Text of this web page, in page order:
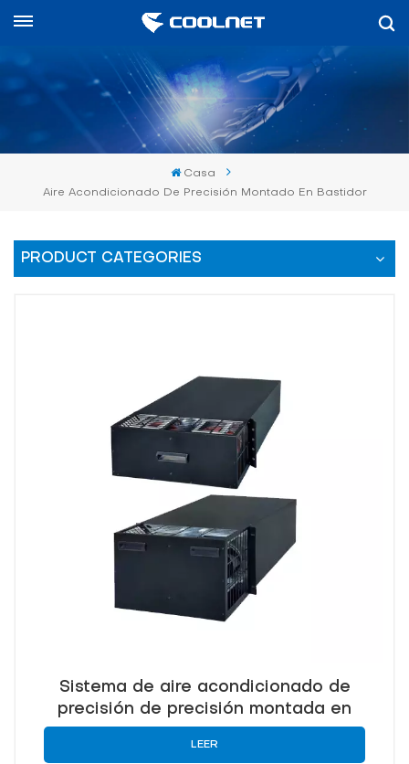
العربية
Casa
Aire Acondicionado De Precisión Montado En Bastidor
PRODUCT CATEGORIES
Sistema de aire acondicionado de
precisión de precisión montada en
bastidor para enfriamiento eficiente del
LEER